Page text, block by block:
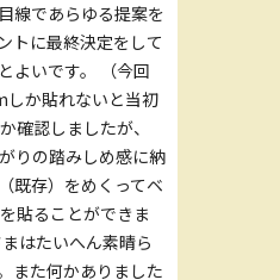
線であらゆる提案を
トに最終決定をして
よいです。 （今回
か貼れないと当初
確認しましたが、
りの踏みしめ感に納
既存）をめくってベ
貼ることができま
はたいへん素晴ら
また何かありました